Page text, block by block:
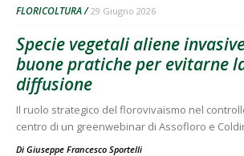
FLORICOLTURA 29 Giugno 2026
Specie vegetali aliene
buone pratiche per evitarne
diffusione
Il ruolo strategico del florovivaismo nel
centro di un greenwebinar di Assofloro e
Di Giuseppe Francesco Sportelli